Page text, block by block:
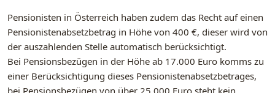
Pensionisten in Österreich haben zudem das Recht auf einen
Pensionistenabsetzbetrag in Höhe von 400 €, dieser wird von
der auszahlenden Stelle automatisch berücksichtigt.
Bei Pensionsbezügen in der Höhe ab 17.000 Euro komms zu
einer Berücksichtigung dieses Pensionistenabsetzbetrages,
bei Pensionsbezügen von über 25.000 Euro steht kein